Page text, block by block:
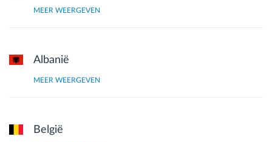
Downloaden van tachograaf op afstand
Brandstofbeheer
MEER WEERGEVEN
Albanië
MEER WEERGEVEN
België